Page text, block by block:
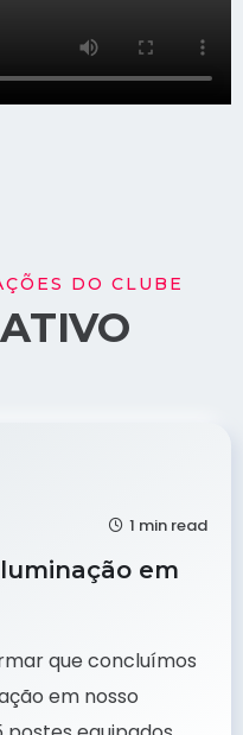
DO CLUBE
1 min read
em
que concluímos
em nosso